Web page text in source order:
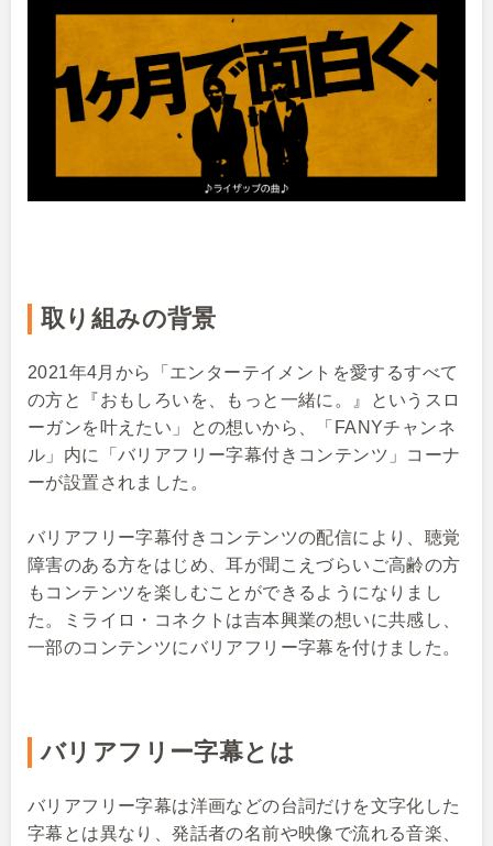
取り組みの背景
2021年4月から「エンターテイメントを愛するすべて
の方と『おもしろいを、もっと一緒に。』というスロ
ーガンを叶えたい」との想いから、「FANYチャンネ
ル」内に「バリアフリー字幕付きコンテンツ」コーナ
ーが設置されました。
バリアフリー字幕付きコンテンツの配信により、聴覚
障害のある方をはじめ、耳が聞こえづらいご高齢の方
もコンテンツを楽しむことができるようになりまし
た。ミライロ・コネクトは吉本興業の想いに共感し、
一部のコンテンツにバリアフリー字幕を付けました。
バリアフリー字幕とは
バリアフリー字幕は洋画などの台詞だけを文字化した
字幕とは異なり、発話者の名前や映像で流れる音楽、